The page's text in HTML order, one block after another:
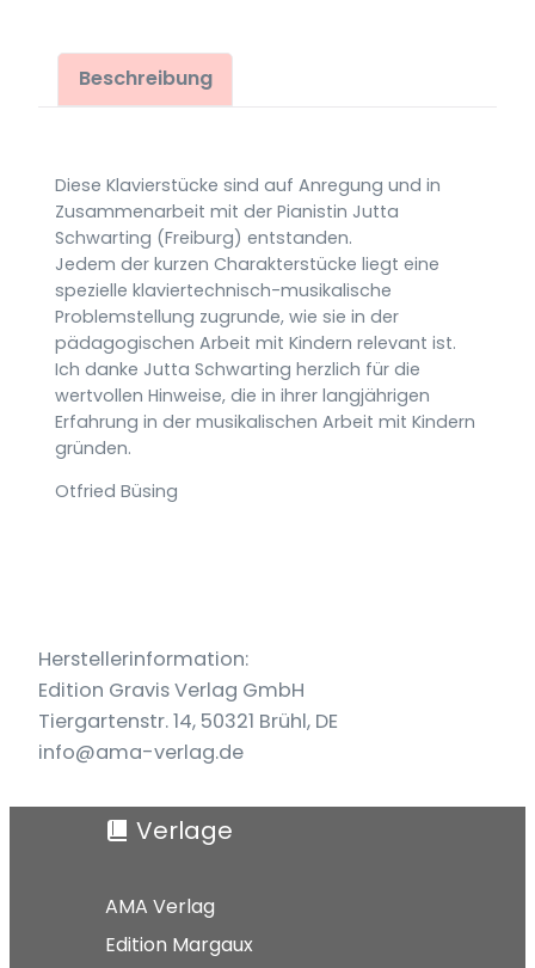
(1998)
Menge
Beschreibung
Diese Klavierstücke sind auf Anregung und in
Zusammenarbeit mit der Pianistin Jutta
Schwarting (Freiburg) entstanden.
Jedem der kurzen Charakterstücke liegt eine
spezielle klaviertechnisch-musikalische
Problemstellung zugrunde, wie sie in der
pädagogischen Arbeit mit Kindern relevant ist.
Ich danke Jutta Schwarting herzlich für die
wertvollen Hinweise, die in ihrer langjährigen
Erfahrung in der musikalischen Arbeit mit Kindern
gründen.
Otfried Büsing
Herstellerinformation:
Edition Gravis Verlag GmbH
Tiergartenstr. 14, 50321 Brühl, DE
info@ama-verlag.de
Verlage
AMA Verlag
Edition Margaux